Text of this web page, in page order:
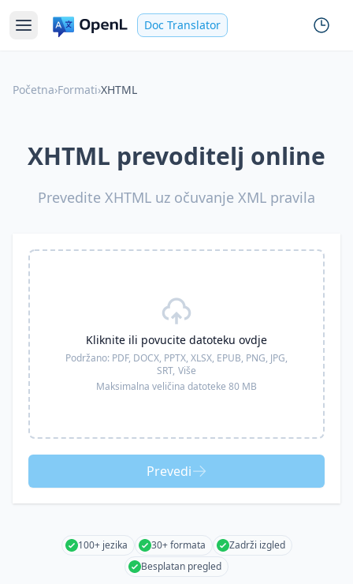
Doc Translator
Početna›Formati›XHTML
XHTML prevoditelj online
Prevedite XHTML uz očuvanje XML pravila
Kliknite ili povucite datoteku ovdje
Podržano: PDF, DOCX, PPTX, XLSX, EPUB, PNG, JPG,
SRT, Više
Maksimalna veličina datoteke 80 MB
Prevedi
100+ jezika 30+ formata
Zadrži izgled
Besplatan pregled